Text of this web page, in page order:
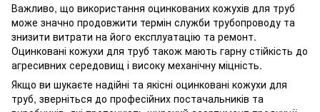
Важливо, що використання оцинкованих кожухів для труб
може значно продовжити термін служби трубопроводу та
знизити витрати на його експлуатацію та ремонт.
Оцинковані кожухи для труб також мають гарну стійкість до
агресивних середовищ і високу механічну міцність.
Якщо ви шукаєте надійні та якісні оцинковані кожухи для
труб, зверніться до професійних постачальників та